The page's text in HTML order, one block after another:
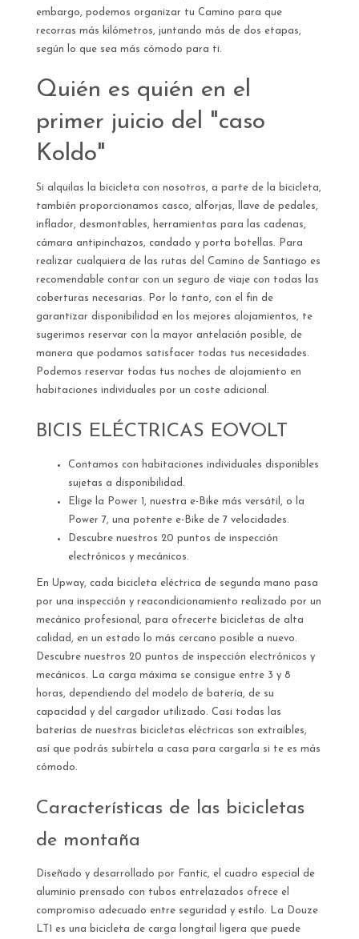
embargo, podemos organizar tu Camino para que
recorras más kilómetros, juntando más de dos etapas,
según lo que sea más cómodo para ti.
Quién es quién en el
primer juicio del "caso
Koldo"
Si alquilas la bicicleta con nosotros, a parte de la bicicleta,
también proporcionamos casco, alforjas, llave de pedales,
inflador, desmontables, herramientas para las cadenas,
cámara antipinchazos, candado y porta botellas. Para
realizar cualquiera de las rutas del Camino de Santiago es
recomendable contar con un seguro de viaje con todas las
coberturas necesarias. Por lo tanto, con el fin de
garantizar disponibilidad en los mejores alojamientos, te
sugerimos reservar con la mayor antelación posible, de
manera que podamos satisfacer todas tus necesidades.
Podemos reservar todas tus noches de alojamiento en
habitaciones individuales por un coste adicional.
BICIS ELÉCTRICAS EOVOLT
Contamos con habitaciones individuales disponibles
sujetas a disponibilidad.
Elige la Power 1, nuestra e-Bike más versátil, o la
Power 7, una potente e-Bike de 7 velocidades.
Descubre nuestros 20 puntos de inspección
electrónicos y mecánicos.
En Upway, cada bicicleta eléctrica de segunda mano pasa
por una inspección y reacondicionamiento realizado por un
mecánico profesional, para ofrecerte bicicletas de alta
calidad, en un estado lo más cercano posible a nuevo.
Descubre nuestros 20 puntos de inspección electrónicos y
mecánicos. La carga máxima se consigue entre 3 y 8
horas, dependiendo del modelo de batería, de su
capacidad y del cargador utilizado. Casi todas las
baterías de nuestras bicicletas eléctricas son extraíbles,
así que podrás subírtela a casa para cargarla si te es más
cómodo.
Características de las bicicletas
de montaña
Diseñado y desarrollado por Fantic, el cuadro especial de
aluminio prensado con tubos entrelazados ofrece el
compromiso adecuado entre seguridad y estilo. La Douze
LT1 es una bicicleta de carga longtail ligera que puede